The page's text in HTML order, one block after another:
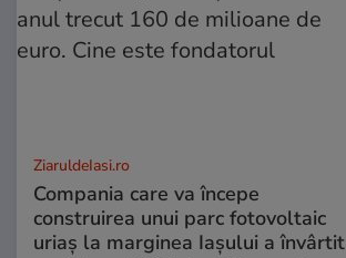
ZiaruldeIasi.ro
Compania care va începe
construirea unui parc fotovoltaic
uriaș la marginea Iașului a învârtit